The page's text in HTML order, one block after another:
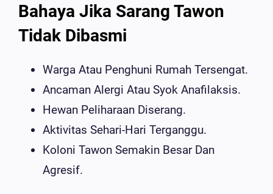
Bahaya Jika Sarang Tawon
Tidak Dibasmi
Warga Atau Penghuni Rumah Tersengat.
Ancaman Alergi Atau Syok Anafilaksis.
Hewan Peliharaan Diserang.
Aktivitas Sehari-Hari Terganggu.
Koloni Tawon Semakin Besar Dan
Agresif.